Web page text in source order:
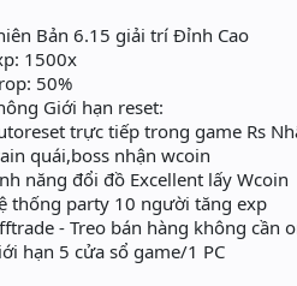
Bản 6.15 giải trí Đỉnh Cao
1500x
50%
Giới hạn reset:
trực tiếp trong game Rs
quái,boss nhận wcoin
năng đổi đồ Excellent lấy Wcoin
thống party 10 người tăng exp
- Treo bán hàng không cần
hạn 5 cửa sổ game/1 PC